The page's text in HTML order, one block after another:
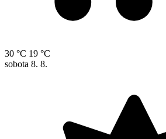
30 °C 19 °C
sobota 8. 8.